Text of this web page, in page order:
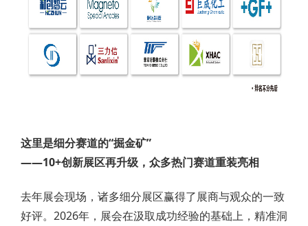
这里是细分赛道的“掘金矿”
——10+创新展区再升级，众多热门赛道重装亮相
去年展会现场，诸多细分展区赢得了展商与观众的一致
好评。2026年，展会在汲取成功经验的基础上，精准洞